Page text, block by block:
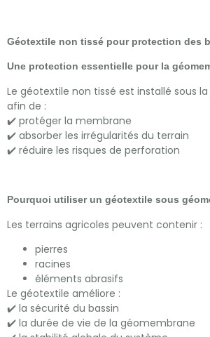
Géotextile non tissé pour protection des
Une protection essentielle pour la
Le géotextile non tissé est installé sous
afin de :
✔️ protéger la membrane
✔️ absorber les irrégularités du terrain
✔️ réduire les risques de perforation
Pourquoi utiliser un géotextile sous
Les terrains agricoles peuvent contenir :
pierres
racines
éléments abrasifs
Le géotextile améliore :
✔️ la sécurité du bassin
✔️ la durée de vie de la géomembrane